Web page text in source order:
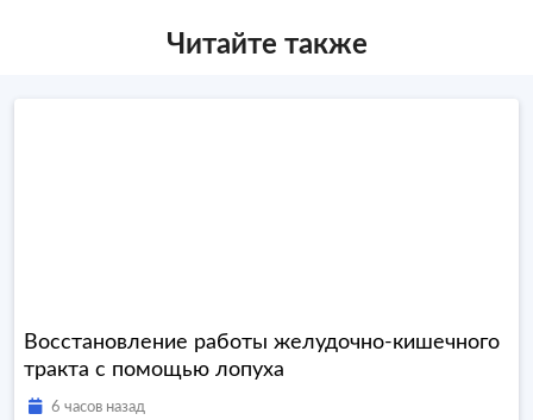
Читайте также
Восстановление работы желудочно-кишечного
тракта с помощью лопуха
6 часов назад